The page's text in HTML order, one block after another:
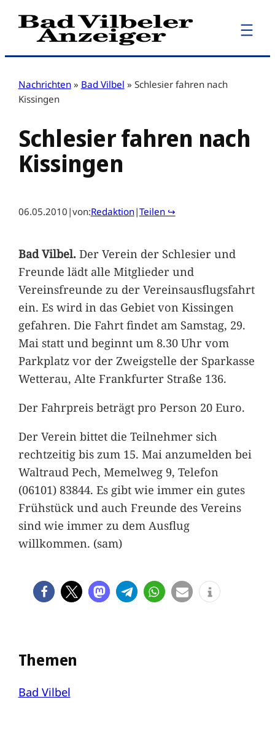
Zum
Inhalt
Nachrichten » Bad Vilbel » Schlesier fahren nach
Kissingen
Schlesier fahren nach
Kissingen
06.05.2010 |von:Redaktion|Teilen ↪
Bad Vilbel.Der Verein der Schlesier und
Freunde lädt alle Mitglieder und
Vereinsfreunde zu der Vereinsausflugsfahrt
ein. Es wird in das Gebiet von Kissingen
gefahren. Die Fahrt findet am Samstag, 29.
Mai statt und beginnt um 8.30 Uhr vom
Parkplatz vor der Zweigstelle der Sparkasse
Wetterau, Alte Frankfurter Straße 136.
Der Fahrpreis beträgt pro Person 20 Euro.
Der Verein bittet die Teilnehmer sich
rechtzeitig bis zum 15. Mai anzumelden bei
Waltraud Pech, Memelweg 9, Telefon
(06101) 83844. Es gibt wie immer ein gutes
Frühstück und auch Freunde des Vereins
sind wie immer zu dem Ausflug
willkommen. (sam)
Themen
Bad Vilbel